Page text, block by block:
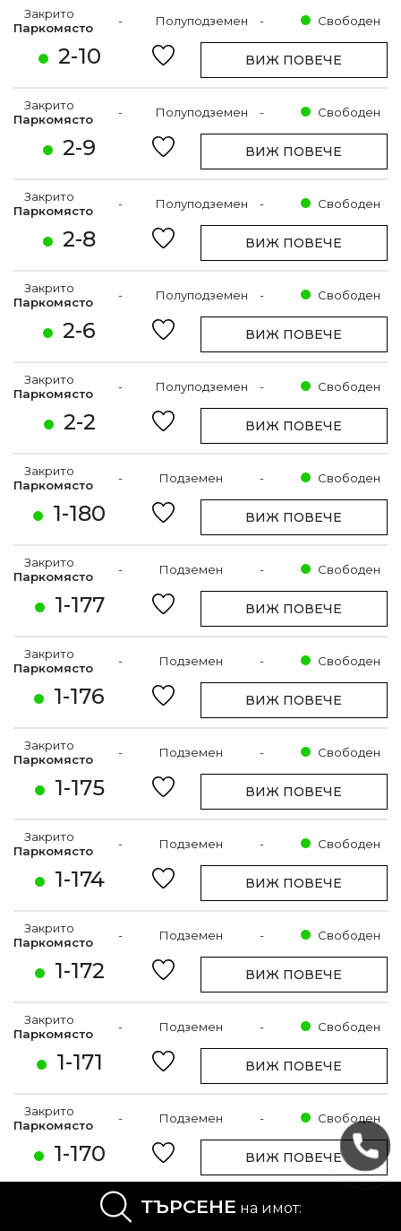
2-10
Закрито
Паркомясто
- Полуподземен - Свободен
ВИЖ ПОВЕЧЕ
2-9
Закрито
Паркомясто
- Полуподземен - Свободен
ВИЖ ПОВЕЧЕ
2-8
Закрито
Паркомясто
- Полуподземен - Свободен
ВИЖ ПОВЕЧЕ
2-6
Закрито
Паркомясто
- Полуподземен - Свободен
ВИЖ ПОВЕЧЕ
2-2
Закрито
Паркомясто
- Полуподземен - Свободен
ВИЖ ПОВЕЧЕ
1-180
Закрито
Паркомясто
- Подземен - Свободен
ВИЖ ПОВЕЧЕ
1-177
Закрито
Паркомясто
- Подземен - Свободен
ВИЖ ПОВЕЧЕ
1-176
Закрито
Паркомясто
- Подземен - Свободен
ВИЖ ПОВЕЧЕ
1-175
Закрито
Паркомясто
- Подземен - Свободен
ВИЖ ПОВЕЧЕ
1-174
Закрито
Паркомясто
- Подземен - Свободен
ВИЖ ПОВЕЧЕ
1-172
Закрито
Паркомясто
- Подземен - Свободен
ВИЖ ПОВЕЧЕ
1-171
Закрито
Паркомясто
- Подземен - Свободен
ВИЖ ПОВЕЧЕ
1-170
Закрито
Паркомясто
- Подземен - Свободен
ВИЖ ПОВЕЧЕ
- Подземен -
ТЪРСЕНЕ на имот: